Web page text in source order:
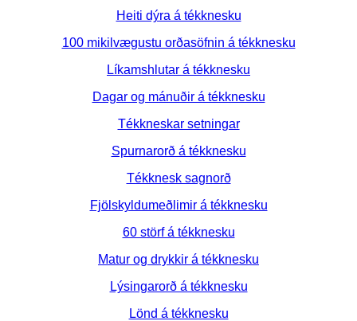
Heiti dýra á tékknesku
100 mikilvægustu orðasöfnin á tékknesku
Líkamshlutar á tékknesku
Dagar og mánuðir á tékknesku
Tékkneskar setningar
Spurnarorð á tékknesku
Tékknesk sagnorð
Fjölskyldumeðlimir á tékknesku
60 störf á tékknesku
Matur og drykkir á tékknesku
Lýsingarorð á tékknesku
Lönd á tékknesku